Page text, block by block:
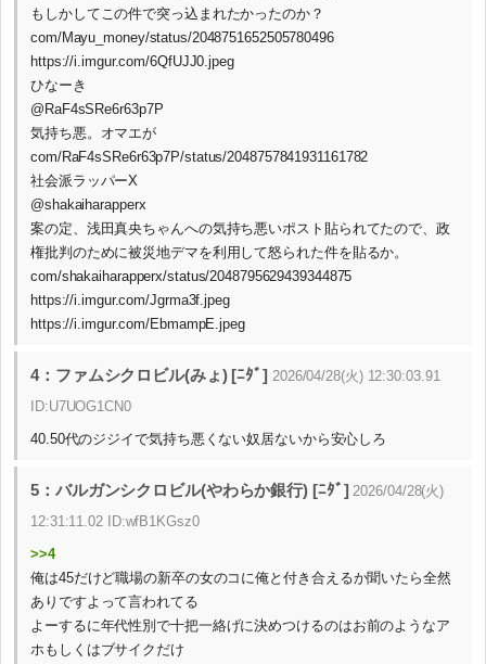
もしかしてこの件で突っ込まれたかったのか？
com/Mayu_money/status/2048751652505780496
https://i.imgur.com/6QfUJJ0.jpeg
ひなーき
@RaF4sSRe6r63p7P
気持ち悪。オマエが
com/RaF4sSRe6r63p7P/status/2048757841931161782
社会派ラッパーX
@shakaiharapperx
案の定、浅田真央ちゃんへの気持ち悪いポスト貼られてたので、政
権批判のために被災地デマを利用して怒られた件を貼るか。
com/shakaiharapperx/status/2048795629439344875
https://i.imgur.com/Jgrma3f.jpeg
https://i.imgur.com/EbmampE.jpeg
4：ファムシクロビル(みょ) [ﾆﾀﾞ] 2026/04/28(火) 12:30:03.91
ID:U7UOG1CN0
40.50代のジジイで気持ち悪くない奴居ないから安心しろ
5：バルガンシクロビル(やわらか銀行) [ﾆﾀﾞ] 2026/04/28(火)
12:31:11.02 ID:wfB1KGsz0
>>4
俺は45だけど職場の新卒の女のコに俺と付き合えるか聞いたら全然
ありですよって言われてる
よーするに年代性別で十把一絡げに決めつけるのはお前のようなア
ホもしくはブサイクだけ